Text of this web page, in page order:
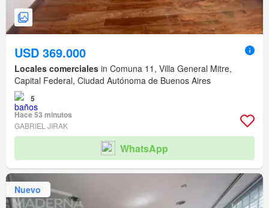
USD 369.000
Locales comerciales in Comuna 11, Villa General Mitre,
Capital Federal, Ciudad Autónoma de Buenos Aires
5
Hace 53 minutos
GABRIEL JIRAK
WhatsApp
Nuevo